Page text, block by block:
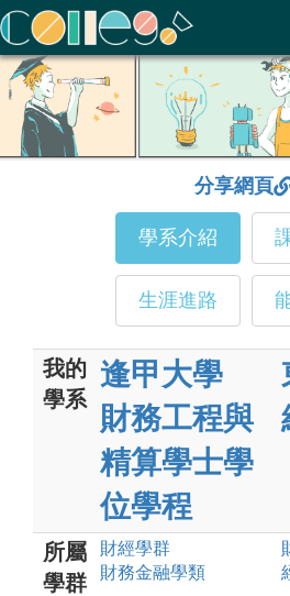
ColleGo! 大學選才與高中育才輔助系統
分享網頁
學系介紹
生涯進路
我的
學系
逢甲大學
財務工程與
精算學士學
位學程
所屬
學群
財經學群
財務金融學類